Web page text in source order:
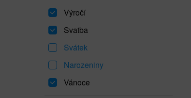
Výročí
Svatba
Svátek
Narozeniny
Vánoce